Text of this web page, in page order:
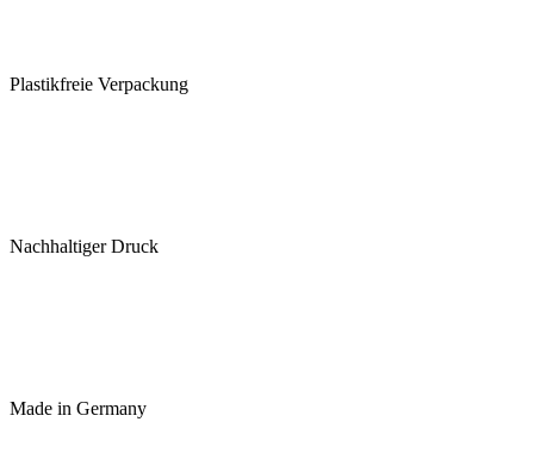
Plastikfreie Verpackung
Nachhaltiger Druck
Made in Germany